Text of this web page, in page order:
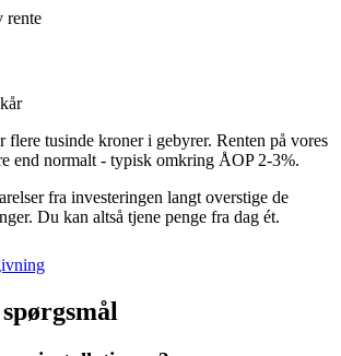
rente
flere tusinde kroner i gebyrer. Renten på vores
end normalt - typisk omkring ÅOP 2-3%.
fra investeringen langt overstige de
Du kan altså tjene penge fra dag ét.